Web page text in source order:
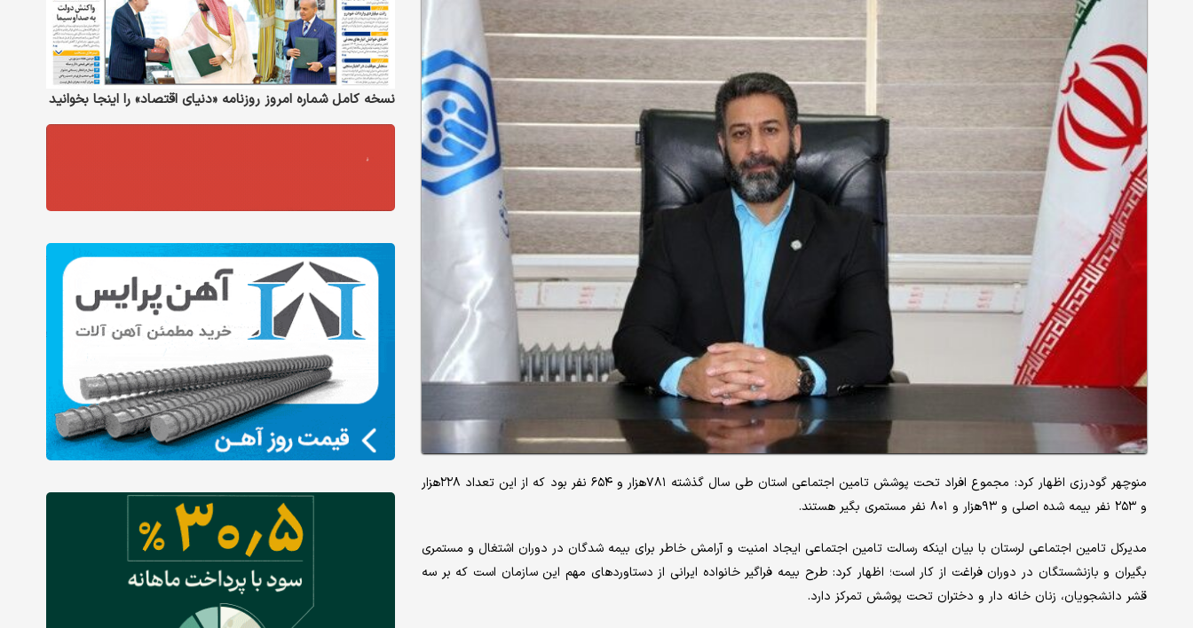
منوچهر گودرزی اظهار کرد: مجموع افراد تحت پوشش تامین اجتماعی استان طی سال گذشته ۷۸۱‌هزار و ۶۵۴ نفر بود که از این تعداد ۲۲۸‌هزار
و ۲۵۳ نفر بیمه شده اصلی و ۹۳‌هزار و ۸۰۱ نفر مستمری بگیر هستند.
مدیرکل تامین اجتماعی لرستان با بیان اینکه رسالت تامین اجتماعی ایجاد امنیت و آرامش خاطر برای بیمه شدگان در دوران اشتغال و مستمری
بگیران و بازنشستگان در دوران فراغت از کار است؛ اظهار کرد: طرح بیمه فراگیر خانواده ایرانی از دستاوردهای مهم این سازمان است که بر سه
قشر دانشجویان، زنان خانه دار و دختران تحت پوشش تمرکز دارد.
نسخه کامل شماره امروز روزنامه «دنیای‌ اقتصاد» را اینجا بخوانید